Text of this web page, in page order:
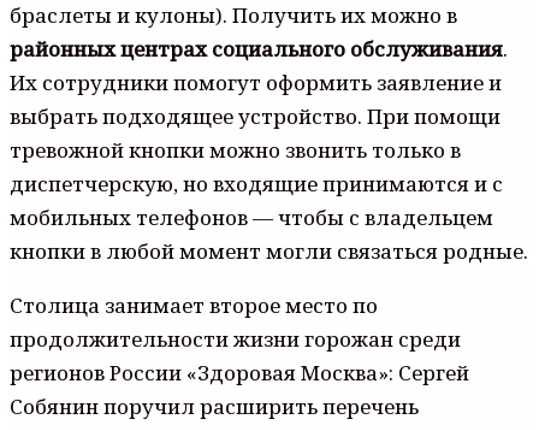
браслеты и кулоны). Получить их можно в
районных центрах социального обслуживания.
Их сотрудники помогут оформить заявление и
выбрать подходящее устройство. При помощи
тревожной кнопки можно звонить только в
диспетчерскую, но входящие принимаются и с
мобильных телефонов — чтобы с владельцем
кнопки в любой момент могли связаться родные.
Столица занимает второе место по
продолжительности жизни горожан среди
регионов России «Здоровая Москва»: Сергей
Собянин поручил расширить перечень